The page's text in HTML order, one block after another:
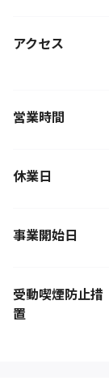
アクセス
営業時間
休業日
事業開始日
受動喫煙防止措
置